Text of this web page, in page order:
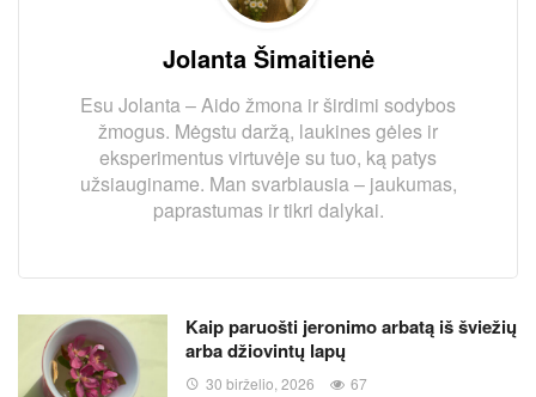
Jolanta Šimaitienė
Esu Jolanta – Aido žmona ir širdimi sodybos
žmogus. Mėgstu daržą, laukines gėles ir
eksperimentus virtuvėje su tuo, ką patys
užsiauginame. Man svarbiausia – jaukumas,
paprastumas ir tikri dalykai.
Kaip paruošti jeronimo arbatą iš šviežių
arba džiovintų lapų
30 birželio, 2026 67